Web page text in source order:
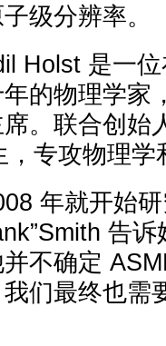
级分辨率。
是一位
的物理学家
。联合创始
专攻物理学
年就开始研
告
不确定
们最终也需